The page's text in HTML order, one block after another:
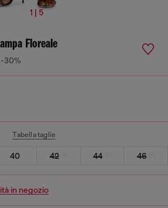
1 | 5
Floreale
-30%
Tabella taglie
40 42 44 46
in negozio